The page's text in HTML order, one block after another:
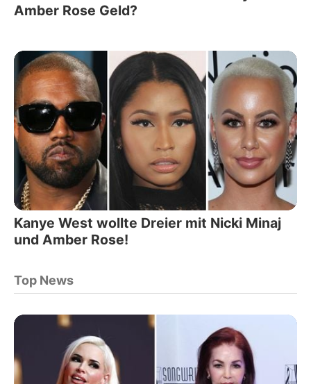
Amber Rose Geld?
Kanye West wollte Dreier mit Nicki Minaj
und Amber Rose!
Top News